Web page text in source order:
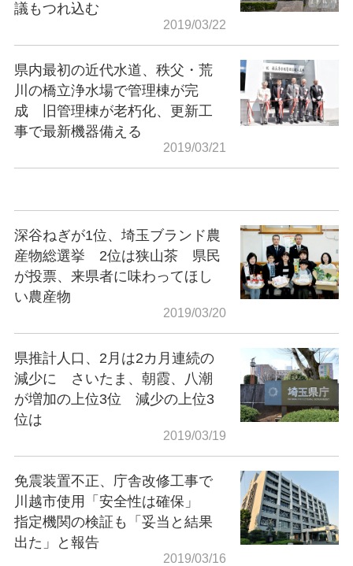
議もつれ込む
2019/03/22
県内最初の近代水道、秩父・荒
川の橋立浄水場で管理棟が完
成 旧管理棟が老朽化、更新工
事で最新機器備える
2019/03/21
深谷ねぎが1位、埼玉ブランド農
産物総選挙 2位は狭山茶 県民
が投票、来県者に味わってほし
い農産物
2019/03/20
県推計人口、2月は2カ月連続の
減少に さいたま、朝霞、八潮
が増加の上位3位 減少の上位3
位は
2019/03/19
免震装置不正、庁舎改修工事で
川越市使用「安全性は確保」
指定機関の検証も「妥当と結果
出た」と報告
2019/03/16